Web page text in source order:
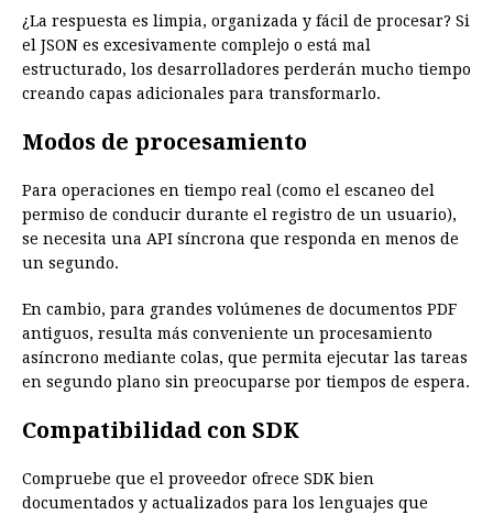
¿La respuesta es limpia, organizada y fácil de procesar? Si
el JSON es excesivamente complejo o está mal
estructurado, los desarrolladores perderán mucho tiempo
creando capas adicionales para transformarlo.
Modos de procesamiento
Para operaciones en tiempo real (como el escaneo del
permiso de conducir durante el registro de un usuario),
se necesita una API síncrona que responda en menos de
un segundo.
En cambio, para grandes volúmenes de documentos PDF
antiguos, resulta más conveniente un procesamiento
asíncrono mediante colas, que permita ejecutar las tareas
en segundo plano sin preocuparse por tiempos de espera.
Compatibilidad con SDK
Compruebe que el proveedor ofrece SDK bien
documentados y actualizados para los lenguajes que